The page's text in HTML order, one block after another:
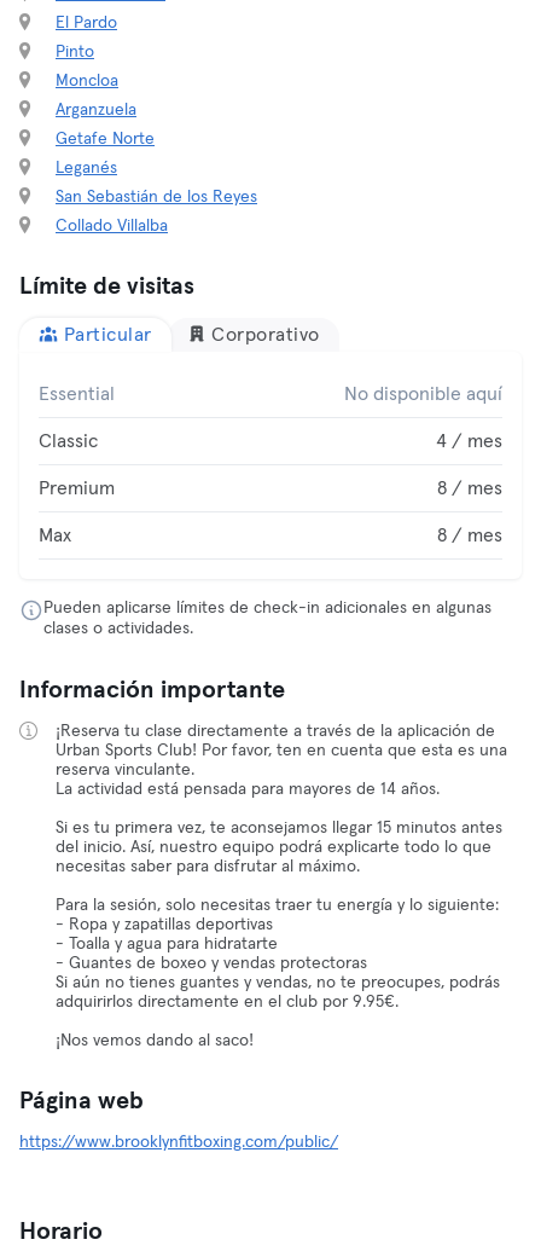
El Pardo
Pinto
Moncloa
Arganzuela
Getafe Norte
Leganés
San Sebastián de los Reyes
Collado Villalba
Límite de visitas
Particular Corporativo
Essential No disponible aquí
Classic 4 / mes
Premium 8 / mes
Max 8 / mes
Pueden aplicarse límites de check-in adicionales en algunas
clases o actividades.
Información importante
¡Reserva tu clase directamente a través de la aplicación de
Urban Sports Club! Por favor, ten en cuenta que esta es una
reserva vinculante.
La actividad está pensada para mayores de 14 años.
Si es tu primera vez, te aconsejamos llegar 15 minutos antes
del inicio. Así, nuestro equipo podrá explicarte todo lo que
necesitas saber para disfrutar al máximo.
Para la sesión, solo necesitas traer tu energía y lo siguiente:
- Ropa y zapatillas deportivas
- Toalla y agua para hidratarte
- Guantes de boxeo y vendas protectoras
Si aún no tienes guantes y vendas, no te preocupes, podrás
adquirirlos directamente en el club por 9.95€.
¡Nos vemos dando al saco!
Página web
https://www.brooklynfitboxing.com/public/
Horario